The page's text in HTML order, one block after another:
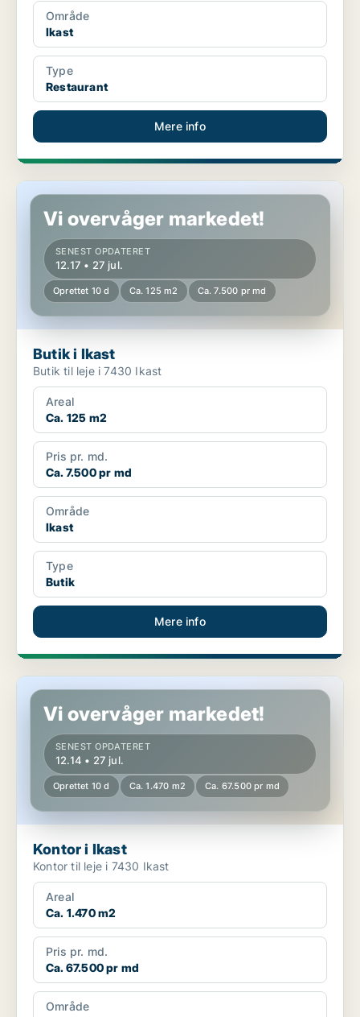
Område
Ikast
Type
Restaurant
Mere info
Butik i Ikast
Vi overvåger markedet!
SENEST OPDATERET
12.17 • 27 jul.
Oprettet 10 d Ca. 125 m2 Ca. 7.500 pr md
Butik i Ikast
Butik til leje i 7430 Ikast
Areal
Ca. 125 m2
Pris pr. md.
Ca. 7.500 pr md
Område
Ikast
Type
Butik
Mere info
Kontor i Ikast
Vi overvåger markedet!
SENEST OPDATERET
12.14 • 27 jul.
Oprettet 10 d Ca. 1.470 m2 Ca. 67.500 pr md
Kontor i Ikast
Kontor til leje i 7430 Ikast
Areal
Ca. 1.470 m2
Pris pr. md.
Ca. 67.500 pr md
Område